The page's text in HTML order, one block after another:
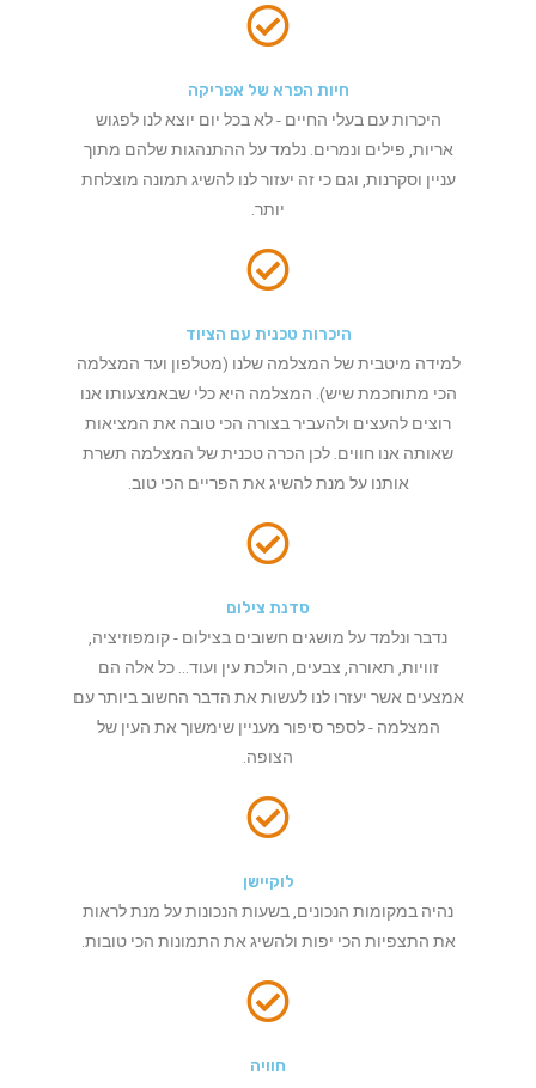
חיות הפרא של אפריקה
היכרות עם בעלי החיים - לא בכל יום יוצא לנו לפגוש
אריות, פילים ונמרים. נלמד על ההתנהגות שלהם מתוך
עניין וסקרנות, וגם כי זה יעזור לנו להשיג תמונה מוצלחת
יותר.
היכרות טכנית עם הציוד
למידה מיטבית של המצלמה שלנו (מטלפון ועד המצלמה
הכי מתוחכמת שיש). המצלמה היא כלי שבאמצעותו אנו
רוצים להעצים ולהעביר בצורה הכי טובה את המציאות
שאותה אנו חווים. לכן הכרה טכנית של המצלמה תשרת
אותנו על מנת להשיג את הפריים הכי טוב.
סדנת צילום
נדבר ונלמד על מושגים חשובים בצילום - קומפוזיציה,
זוויות, תאורה, צבעים, הולכת עין ועוד... כל אלה הם
אמצעים אשר יעזרו לנו לעשות את הדבר החשוב ביותר עם
המצלמה - לספר סיפור מעניין שימשוך את העין של
הצופה.
לוקיישן
נהיה במקומות הנכונים, בשעות הנכונות על מנת לראות
את התצפיות הכי יפות ולהשיג את התמונות הכי טובות.
חוויה